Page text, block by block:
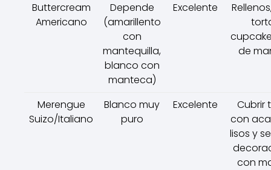
Buttercream
Americano
Depende
(amarillento
con
mantequilla,
blanco con
manteca)
Excelente
de
Merengue
Suizo/Italiano
Blanco muy
puro
Excelente
Cubrir
con
lisos y
con